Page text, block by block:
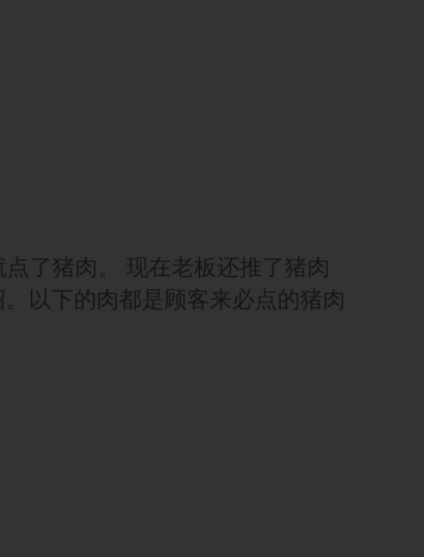
了猪肉。 现在老板还推了猪肉
以下的肉都是顾客来必点的猪肉